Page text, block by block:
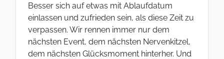
Besser sich auf etwas mit Ablaufdatum
einlassen und zufrieden sein, als diese Zeit zu
verpassen. Wir rennen immer nur dem
nächsten Event, dem nächsten Nervenkitzel,
dem nächsten Glücksmoment hinterher. Und